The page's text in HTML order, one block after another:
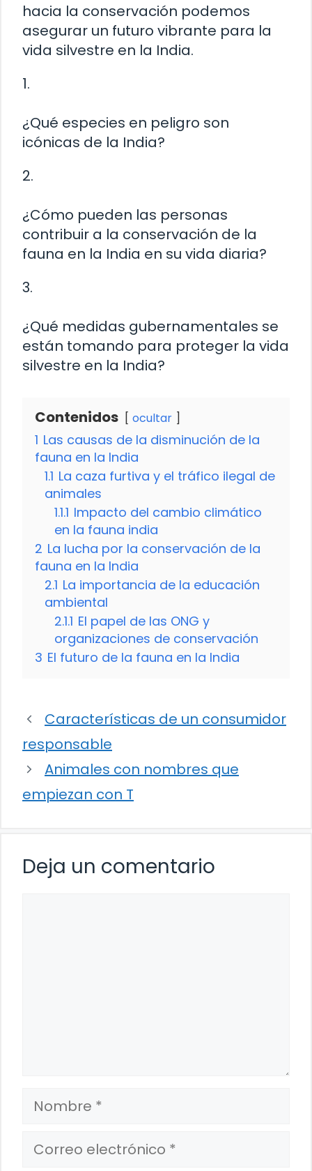
hacia la conservación podemos
asegurar un futuro vibrante para la
vida silvestre en la India.
1.
¿Qué especies en peligro son
icónicas de la India?
2.
¿Cómo pueden las personas
contribuir a la conservación de la
fauna en la India en su vida diaria?
3.
¿Qué medidas gubernamentales se
están tomando para proteger la vida
silvestre en la India?
Contenidos ocultar
1 Las causas de la disminución de la
fauna en la India
1.1 La caza furtiva y el tráfico ilegal de
animales
1.1.1 Impacto del cambio climático
en la fauna india
2 La lucha por la conservación de la
fauna en la India
2.1 La importancia de la educación
ambiental
2.1.1 El papel de las ONG y
organizaciones de conservación
3 El futuro de la fauna en la India
Características de un consumidor
responsable
Animales con nombres que
empiezan con T
Deja un comentario
Nombre
Correo
electrónico